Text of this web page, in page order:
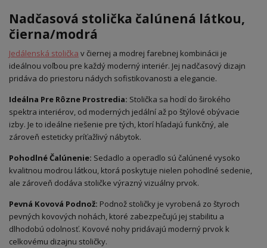
Nadčasová stolička čalúnená látkou,
čierna/modrá
Jedálenská stolička v čiernej a modrej farebnej kombinácii je
ideálnou voľbou pre každý moderný interiér. Jej nadčasový dizajn
pridáva do priestoru nádych sofistikovanosti a elegancie.
Ideálna Pre Rôzne Prostredia: Stolička sa hodí do širokého
spektra interiérov, od moderných jedální až po štýlové obývacie
izby. Je to ideálne riešenie pre tých, ktorí hľadajú funkčný, ale
zároveň esteticky príťažlivý nábytok.
Pohodlné Čalúnenie: Sedadlo a operadlo sú čalúnené vysoko
kvalitnou modrou látkou, ktorá poskytuje nielen pohodlné sedenie,
ale zároveň dodáva stoličke výrazný vizuálny prvok.
Pevná Kovová Podnož: Podnož stoličky je vyrobená zo štyroch
pevných kovových nohách, ktoré zabezpečujú jej stabilitu a
dlhodobú odolnosť. Kovové nohy pridávajú moderný prvok k
celkovému dizajnu stoličky.